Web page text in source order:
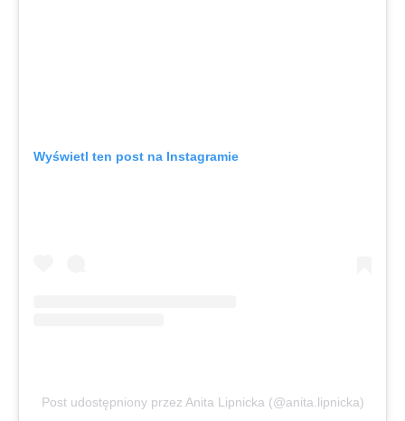
Wyświetl ten post na Instagramie
Post udostępniony przez Anita Lipnicka (@anita.lipnicka)